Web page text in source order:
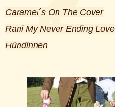
Caramel´s On The Cover
Rani My Never Ending Love
Hündinnen